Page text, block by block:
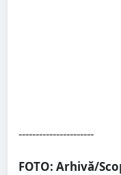
----------------------
FOTO: Arhivă/